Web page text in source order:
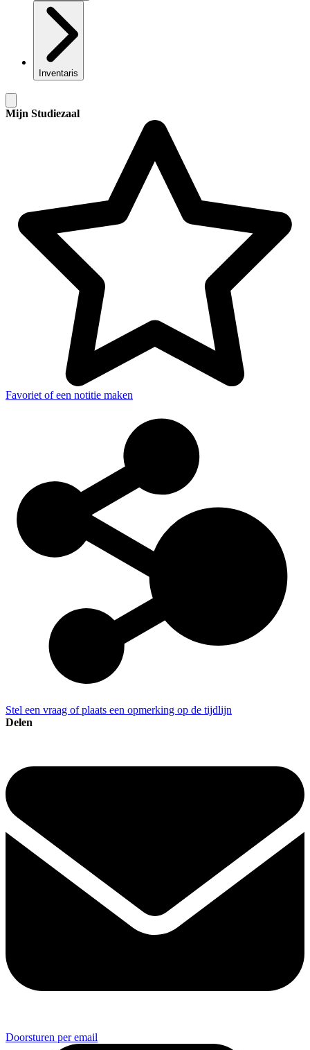
Inventaris
Mijn Studiezaal
Favoriet of een notitie maken
Stel een vraag of plaats een opmerking op de tijdlijn
Delen
Doorsturen per email